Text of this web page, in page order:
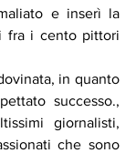
e inserì la
fra i cento pittori
in quanto
successo.,
giornalisti,
che sono